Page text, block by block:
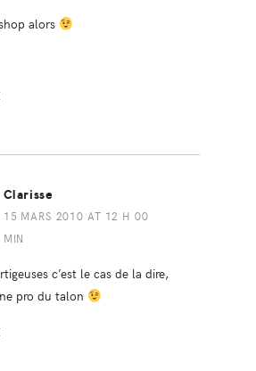
alors
Clarisse
15 MARS 2010 AT 12 H 00
MIN
c’est le cas de la dire,
pro du talon